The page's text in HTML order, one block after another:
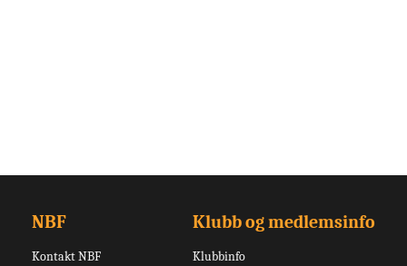
NBF
Kontakt NBF
Klubb og medlemsinfo
Klubbinfo